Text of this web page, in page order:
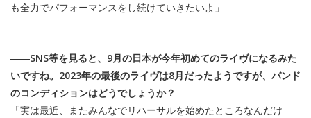
も全力でパフォーマンスをし続けていきたいよ」
――SNS等を見ると、9月の日本が今年初めてのライヴになるみた
いですね。2023年の最後のライヴは8月だったようですが、バンド
のコンディションはどうでしょうか？
「実は最近、またみんなでリハーサルを始めたところなんだけ